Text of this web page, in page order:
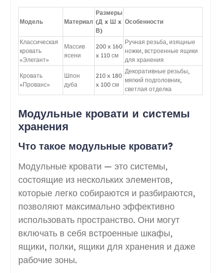
Модель Материал
Размеры
(Д x Ш x
В)
Особенности
Классическая
кровать
«Элегант»
Массив
ясени
200 x 160
x 110 см
Ручная резьба, изящные
ножки, встроенные ящики
для хранения
Кровать
«Прованс»
Шпон
дуба
210 x 180
x 100 см
Декоративные резьбы,
мягкий подголовник,
светлая отделка
Модульные кровати и системы
хранения
Что такое модульные кровати?
Модульные кровати — это системы,
состоящие из нескольких элементов,
которые легко собираются и разбираются,
позволяют максимально эффективно
использовать пространство. Они могут
включать в себя встроенные шкафы,
ящики, полки, ящики для хранения и даже
рабочие зоны.